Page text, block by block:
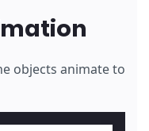
objects animate to